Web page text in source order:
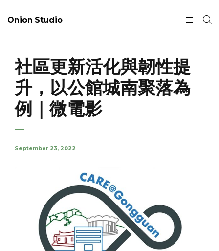
Onion Studio
社區更新活化與韌性提
升，以公館城南聚落為
例｜微電影
September 23, 2022